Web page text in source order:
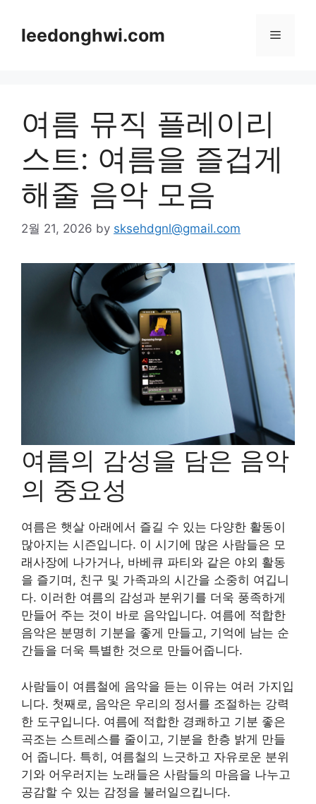
contentleedonghwi.com Menu
여름 뮤직 플레이리
스트: 여름을 즐겁게
해줄 음악 모음
2월 21, 2026 by sksehdgnl@gmail.com
여름의 감성을 담은 음악
의 중요성
여름은 햇살 아래에서 즐길 수 있는 다양한 활동이
많아지는 시즌입니다. 이 시기에 많은 사람들은 모
래사장에 나가거나, 바베큐 파티와 같은 야외 활동
을 즐기며, 친구 및 가족과의 시간을 소중히 여깁니
다. 이러한 여름의 감성과 분위기를 더욱 풍족하게
만들어 주는 것이 바로 음악입니다. 여름에 적합한
음악은 분명히 기분을 좋게 만들고, 기억에 남는 순
간들을 더욱 특별한 것으로 만들어줍니다.
사람들이 여름철에 음악을 듣는 이유는 여러 가지입
니다. 첫째로, 음악은 우리의 정서를 조절하는 강력
한 도구입니다. 여름에 적합한 경쾌하고 기분 좋은
곡조는 스트레스를 줄이고, 기분을 한층 밝게 만들
어 줍니다. 특히, 여름철의 느긋하고 자유로운 분위
기와 어우러지는 노래들은 사람들의 마음을 나누고
공감할 수 있는 감정을 불러일으킵니다.